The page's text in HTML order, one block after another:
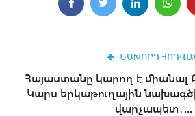
ՆԱԽՈՐԴ
Հայաստանը կարող է միանալ
Կարս երկաթուղային
վարչապետ․...